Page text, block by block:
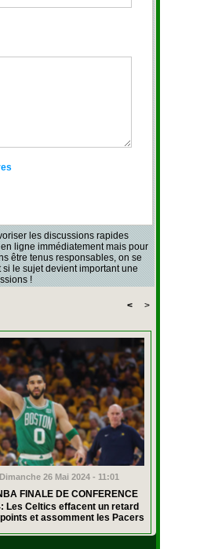
les discussions rapides
ligne immédiatement mais pour
être tenus responsables, on se
le sujet devient important une
!
< >
Dimanche 26 Mai 2024 - 11:01
FINALE DE CONFERENCE
Les Celtics effacent un retard
et assomment les Pacers